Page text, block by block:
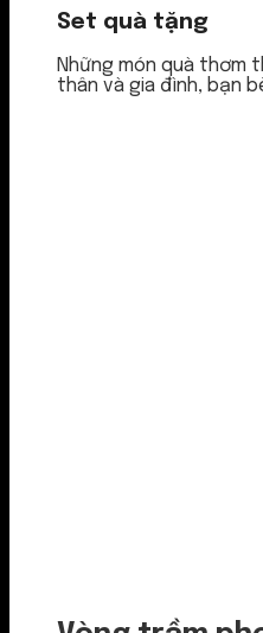
Set quà tặng
Những món quà thơm
thân và gia đình, bạn